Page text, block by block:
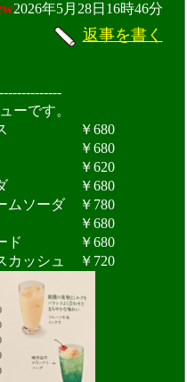
2026年5月28日16時46分
返事を書く
ーです。
クス ￥680
￥680
￥620
ーダ ￥680
ムソーダ ￥780
ス ￥680
ネード ￥680
カッシュ ￥720